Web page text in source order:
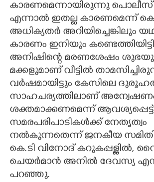
കാരണമെന്നായിരുന്നു പൊലീസ്
എന്നാൽ ഇതല്ല കാരണമെന്ന്
അധിക്യതർ അറിയിച്ചെങ്കിലും
കാരണം ഇനിയും
അനിഷിന്റെ മരണശേഷം
മക്കളുമാണ് വീട്ടിൽ
വർഷമായിട്ടും കേസിലെ
സാഹചര്യത്തിലാണ്
ശക്തമാക്കണമെന്ന് ആവശ്യപ്പെട്ട്
സമരപരിപാടികൾക്ക് നേതൃത്വം
നൽകുന്നതെന്ന് ജനകീയ
കെ.ടി വിനോദ് കറുകപ്പള്ളിൽ,
ചെയർമാൻ അനിൽ ദേവസ്യ
പറഞ്ഞു.